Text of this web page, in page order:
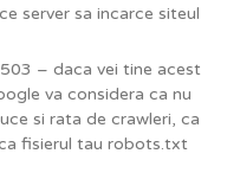
server sa incarce siteul
– daca vei tine acest
va considera ca nu
si rata de crawleri, ca
fisierul tau robots.txt